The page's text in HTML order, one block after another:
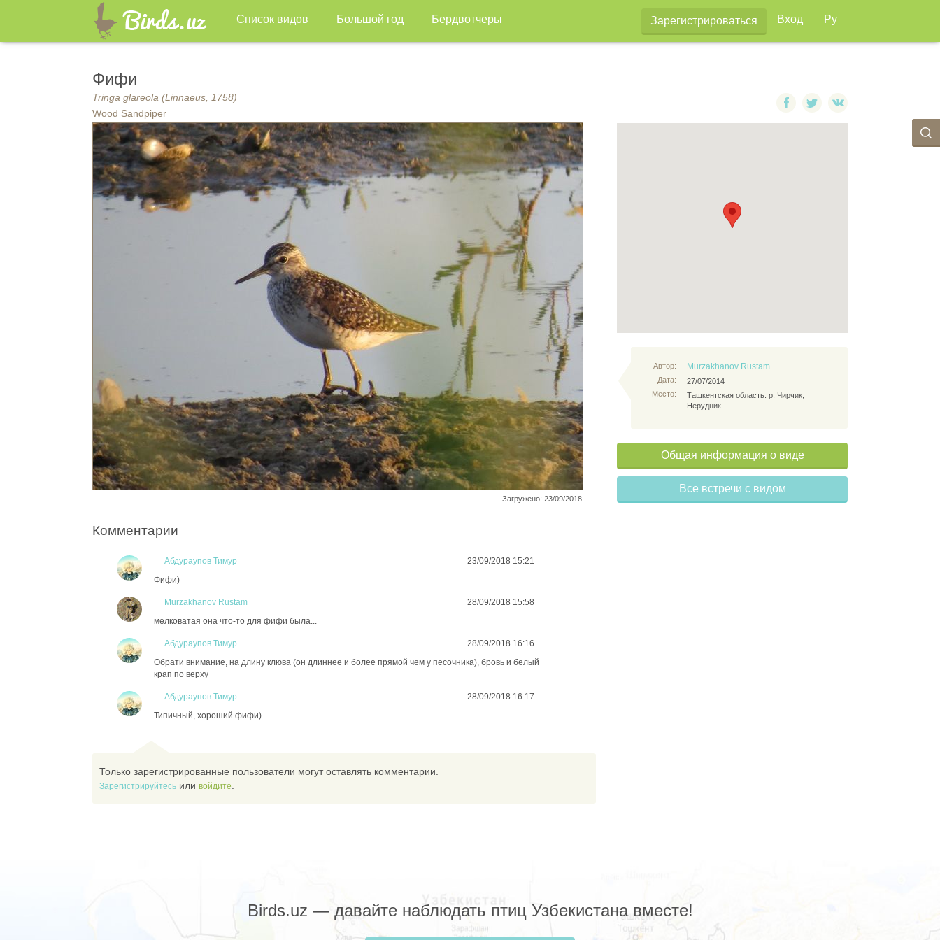
Список видов Большой год Бердвотчеры Зарегистрироваться Вход Ру
Фифи
Tringa glareola (Linnaeus, 1758)
Wood Sandpiper
Загружено: 23/09/2018
Автор:
Дата:
Место:
Murzakhanov Rustam
27/07/2014
Ташкентская область. р. Чирчик,
Нерудник
Общая информация о виде
Все встречи с видом
Комментарии
Абдураупов Тимур
23/09/2018 15:21
Фифи)
Murzakhanov Rustam
28/09/2018 15:58
мелковатая она что-то для фифи была...
Абдураупов Тимур
28/09/2018 16:16
Обрати внимание, на длину клюва (он длиннее и более прямой чем у песочника), бровь и белый
крап по верху
Абдураупов Тимур
28/09/2018 16:17
Типичный, хороший фифи)
Только зарегистрированные пользователи могут оставлять комментарии.
Зарегистрируйтесь или войдите
Birds.uz — давайте наблюдать птиц Узбекистана вместе!